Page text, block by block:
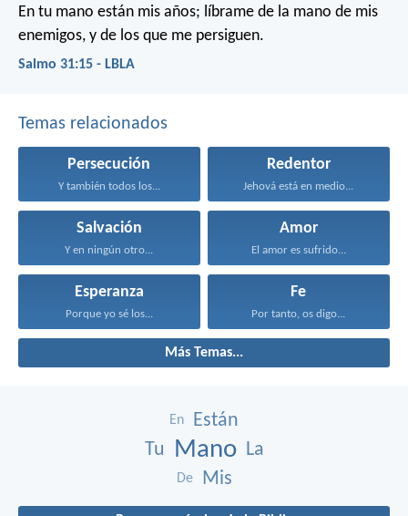
En tu mano están mis años; líbrame de la mano de mis
enemigos, y de los que me persiguen.
Salmo 31:15 - LBLA
Temas relacionados
Persecución
Y también todos los...
Redentor
Jehová está en medio...
Salvación
Y en ningún otro...
Amor
El amor es sufrido...
Esperanza
Porque yo sé los...
Fe
Por tanto, os digo...
Más Temas...
En
Están
Tu
Mano La
De Mis